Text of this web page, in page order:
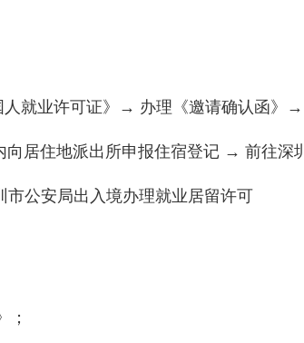
就业许可证》→ 办理《邀请确认函》
向居住地派出所申报住宿登记 → 前往深
公安局出入境办理就业居留许可
；